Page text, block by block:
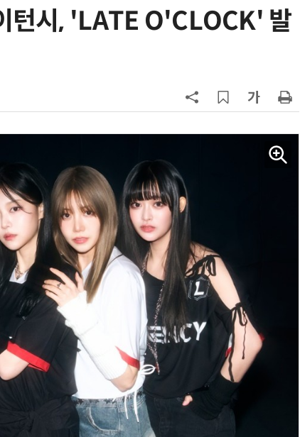
턴시, 'LATE O'CLOCK' 발
AI Native Enterprise를 지원하는 AI Ready Data 플랫폼 활용 전략 AI 시대의 옵저버빌리티: GPU·LLM 모니터링부터 AI 기반 장애 대응까지